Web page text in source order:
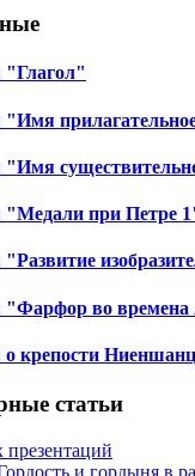
"Глагол"
"Имя
"Имя
"Медали при Петре
"Фарфор во
о крепости Ниеншанц
статьи
и гордыня в